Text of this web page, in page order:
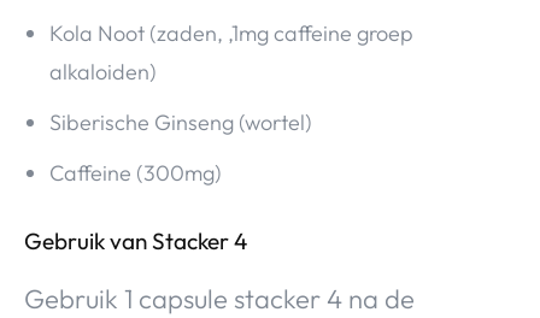
Kola Noot (zaden, ,1mg caffeine groep
alkaloiden)
Siberische Ginseng (wortel)
Caffeine (300mg)
Gebruik van Stacker 4
Gebruik 1 capsule stacker 4 na de